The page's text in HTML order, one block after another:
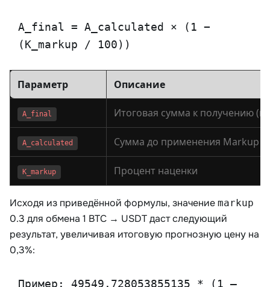
A_final = A_calculated × (1 −
(K_markup / 100))
Параметр Описание
A_final
A_calculated Сумма до применения Markup
K_markup Процент наценки
Исходя из приведённой формулы, значение markup
0.3 для обмена 1 BTC → USDT даст следующий
результат, увеличивая итоговую прогнозную цену на
0,3%:
Пример: 49549.728053855135 * (1 –